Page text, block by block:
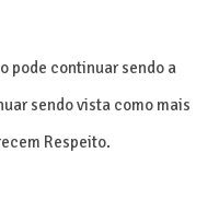
pode continuar sendo a
sendo vista como mais
Respeito.